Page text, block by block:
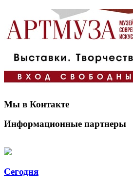
Мы в Контакте
Информационные партнеры
Сегодня